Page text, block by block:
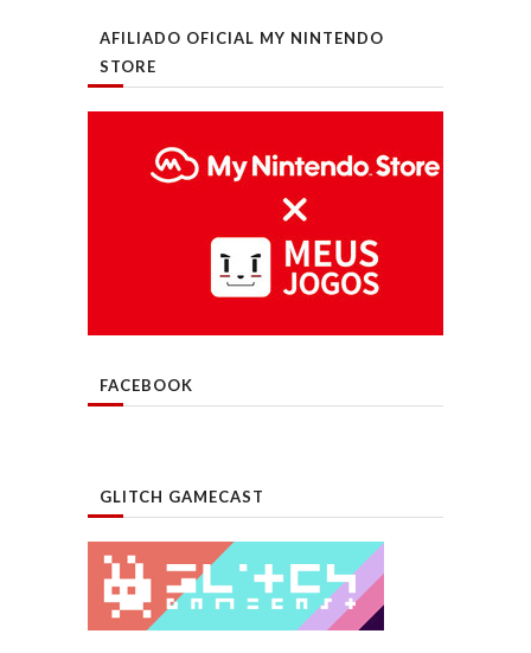
AFILIADO OFICIAL MY NINTENDO
STORE
FACEBOOK
GLITCH GAMECAST